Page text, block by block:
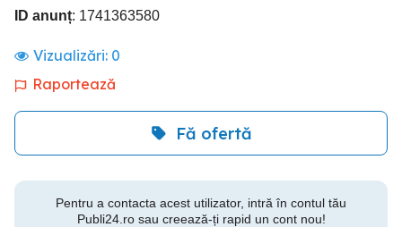
ID anunț: 1741363580
Vizualizări: 0
Raportează
Fă ofertă
Pentru a contacta acest utilizator, intră în contul tău
Publi24.ro sau creează-ți rapid un cont nou!